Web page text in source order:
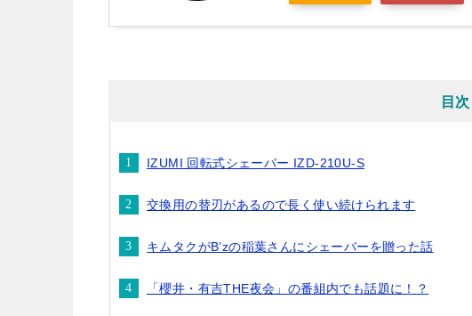
目次
IZUMI 回転式シェーバー IZD-210U-S
交換用の替刃があるので長く使い続けられます
キムタクがB’zの稲葉さんにシェーバーを贈った話
「櫻井・有吉THE夜会」の番組内でも話題に！？